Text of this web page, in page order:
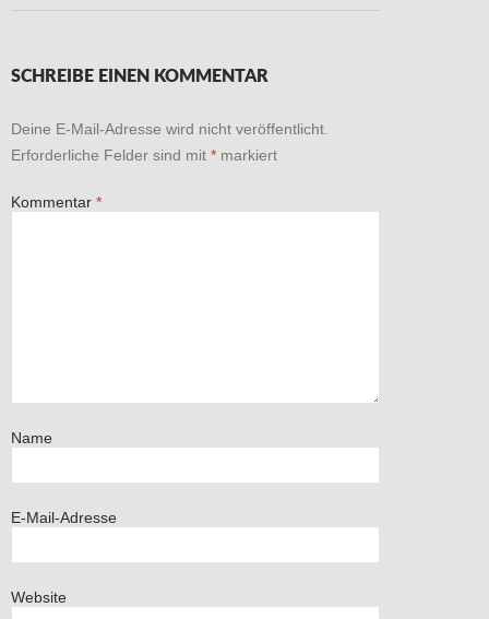
SCHREIBE EINEN KOMMENTAR
Deine E-Mail-Adresse wird nicht veröffentlicht.
Erforderliche Felder sind mit * markiert
Kommentar *
Name
E-Mail-Adresse
Website